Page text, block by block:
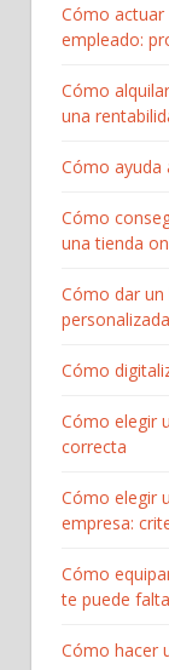
Cómo actuar
empleado:
Cómo
una
Cómo ayuda
Cómo
una tienda
Cómo dar
personalizada
Cómo
Cómo elegir
correcta
Cómo elegir
empresa:
Cómo
te puede
Cómo hacer